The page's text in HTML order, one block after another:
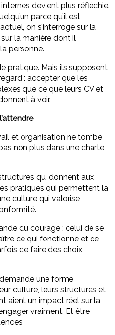
devient plus réfléchie.
parce qu’il est
on s’interroge sur la
la manière dont il
personne.
pratique. Mais ils supposent
: accepter que les
que ce que leurs CV et
à voir.
et organisation ne tombe
non plus dans une charte
qui donnent aux
pratiques qui permettent la
culture qui valorise
du courage : celui de se
ce qui fonctionne et ce
de faire des choix
une forme
culture, leurs structures et
aient un impact réel sur la
vraiment. Et être